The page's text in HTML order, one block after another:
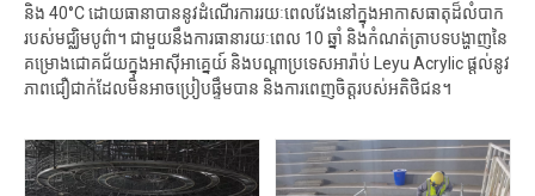
និង 40°C ដោយធានាបាននូវដំណើរការរយៈពេលវែងនៅក្នុងអាកាសធាតុដ៏លំបាក
របស់មជ្ឈិមបូព៌ា។ ជាមួយនឹងការធានារយៈពេល 10 ឆ្នាំ និងកំណត់ត្រាបទបង្ហាញនៃ
គម្រោងជោគជ័យក្នុងអាស៊ីអាគ្នេយ៍ និងបណ្តាប្រទេសអារ៉ាប់ Leyu Acrylic ផ្តល់នូវ
ភាពជឿជាក់ដែលមិនអាចប្រៀបផ្ទឹមបាន និងការពេញចិត្តរបស់អតិថិជន។